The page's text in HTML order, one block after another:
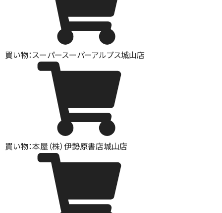
買い物：スーパースーパーアルプス城山店
買い物：本屋 （株）伊勢原書店城山店